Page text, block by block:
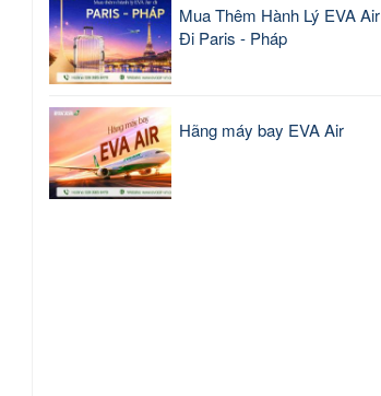
Mua Thêm Hành Lý EVA Air
Đi Paris - Pháp
Hãng máy bay EVA Air